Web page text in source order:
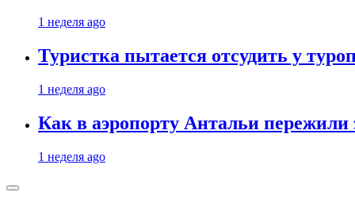
1 неделя ago
Туристка пытается отсудить у
1 неделя ago
Как в аэропорту Антальи
1 неделя ago